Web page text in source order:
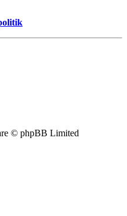
© phpBB Limited